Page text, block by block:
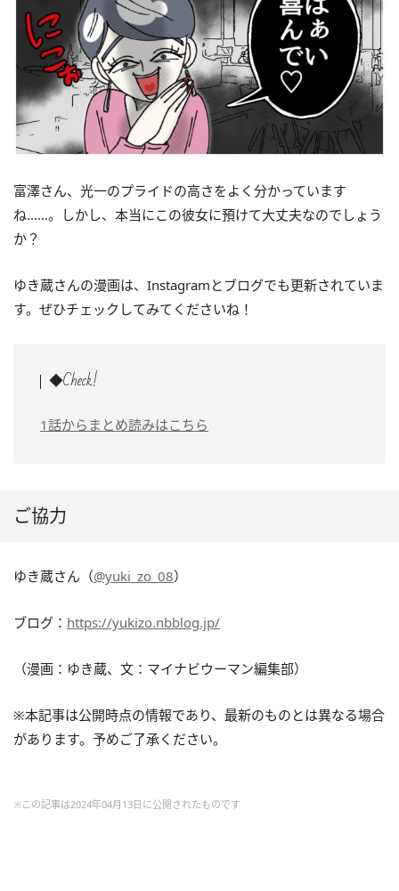
富澤さん、光一のプライドの高さをよく分かっています
ね……。しかし、本当にこの彼女に預けて大丈夫なのでしょう
か？
ゆき蔵さんの漫画は、Instagramとブログでも更新されていま
す。ぜひチェックしてみてくださいね！
◆Check!
1話からまとめ読みはこちら
ご協力
ゆき蔵さん（@yuki_zo_08）
ブログ： https://yukizo.nbblog.jp/
（漫画：ゆき蔵、文：マイナビウーマン編集部）
※本記事は公開時点の情報であり、最新のものとは異なる場合
があります。予めご了承ください。
※この記事は2024年04月13日に公開されたものです